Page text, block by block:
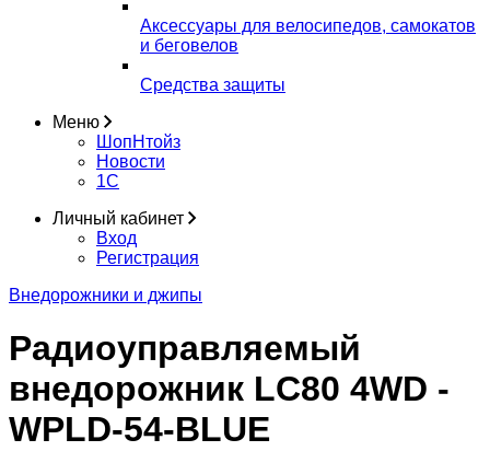
Аксессуары для велосипедов, самокатов
и беговелов
Средства защиты
Меню
ШопНтойз
Новости
1C
Личный кабинет
Вход
Регистрация
Внедорожники и джипы
Радиоуправляемый
внедорожник LC80 4WD -
WPLD-54-BLUE